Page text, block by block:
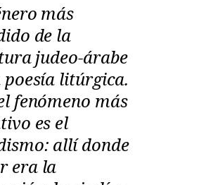
más
de la
judeo-árabe
poesía litúrgica.
fenómeno más
es el
allí donde
era la